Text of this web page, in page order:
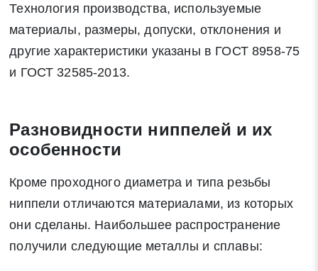
Технология производства, используемые
материалы, размеры, допуски, отклонения и
другие характеристики указаны в ГОСТ 8958-75
и ГОСТ 32585-2013.
Разновидности ниппелей и их
особенности
Кроме проходного диаметра и типа резьбы
ниппели отличаются материалами, из которых
они сделаны. Наибольшее распространение
получили следующие металлы и сплавы: